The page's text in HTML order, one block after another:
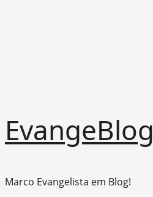
to
content
EvangeBlog
Marco Evangelista em Blog!